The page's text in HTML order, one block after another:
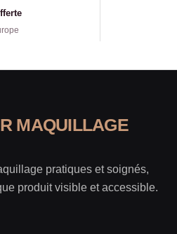
MAQUILLAGE
pratiques et soignés,
produit visible et accessible.